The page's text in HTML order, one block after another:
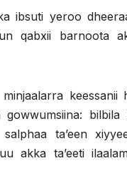
ibsuti yeroo
qabxii barnoota
keessanii
bilbila
ta’een
akka ta’eeti